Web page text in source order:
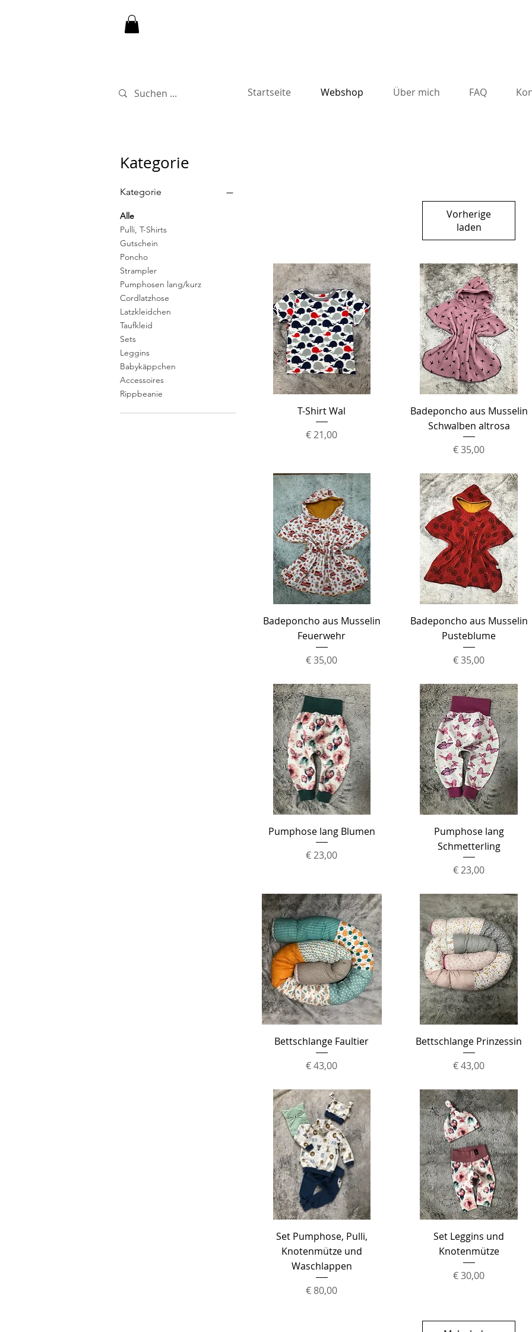
Startseite Webshop Über mich FAQ
Kategorie
Kategorie
Alle
Pulli, T-Shirts
Gutschein
Poncho
Strampler
Pumphosen lang/kurz
Cordlatzhose
Latzkleidchen
Taufkleid
Sets
Leggins
Babykäppchen
Accessoires
Rippbeanie
Vorherige
laden
Schnellansicht
T-Shirt Wal
Preis
€ 21,00
Schnellansicht
Badeponcho aus Musselin
Schwalben altrosa
Preis
€ 35,00
Schnellansicht
Badeponcho aus Musselin
Feuerwehr
Preis
€ 35,00
Schnellansicht
Badeponcho aus Musselin
Pusteblume
Preis
€ 35,00
Schnellansicht
Pumphose lang Blumen
Preis
€ 23,00
Schnellansicht
Pumphose lang
Schmetterling
Preis
€ 23,00
Schnellansicht
Bettschlange Faultier
Preis
€ 43,00
Schnellansicht
Bettschlange Prinzessin
Preis
€ 43,00
Schnellansicht
Set Pumphose, Pulli,
Knotenmütze und
Waschlappen
Preis
€ 80,00
Schnellansicht
Set Leggins und
Knotenmütze
Preis
€ 30,00